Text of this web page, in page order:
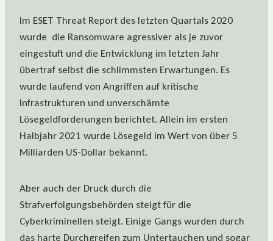
Im ESET Threat Report des letzten Quartals 2020
wurde die Ransomware agressiver als je zuvor
eingestuft und die Entwicklung im letzten Jahr
übertraf selbst die schlimmsten Erwartungen. Es
wurde laufend von Angriffen auf kritische
Infrastrukturen und unverschämte
Lösegeldforderungen berichtet. Allein im ersten
Halbjahr 2021 wurde Lösegeld im Wert von über 5
Milliarden US-Dollar bekannt.
Aber auch der Druck durch die
Strafverfolgungsbehörden steigt für die
Cyberkriminellen steigt. Einige Gangs wurden durch
das harte Durchgreifen zum Untertauchen und sogar